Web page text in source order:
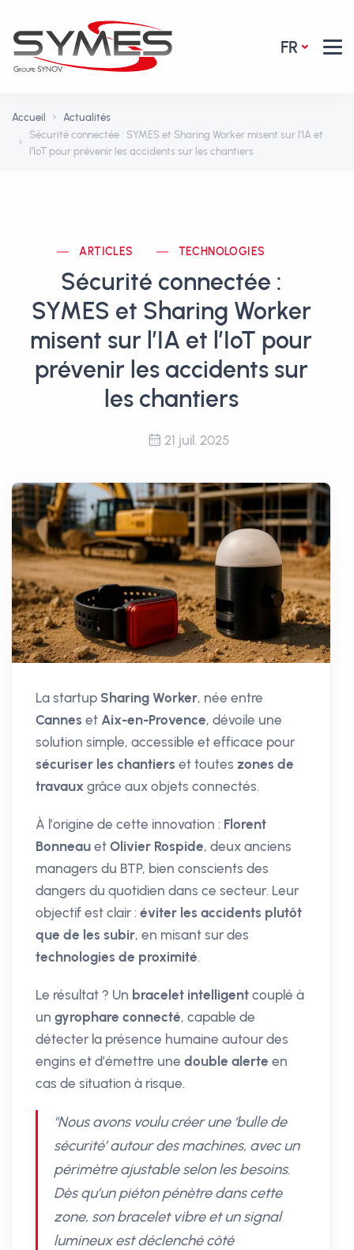
FR
Accueil
Actualités
Sécurité connectée : SYMES et Sharing Worker misent sur l’IA et
l’IoT pour prévenir les accidents sur les chantiers
ARTICLES TECHNOLOGIES
Sécurité connectée :
SYMES et Sharing Worker
misent sur l’IA et l’IoT pour
prévenir les accidents sur
les chantiers
21 juil. 2025
La startup Sharing Worker, née entre
Cannes et Aix-en-Provence, dévoile une
solution simple, accessible et efficace pour
sécuriser les chantiers et toutes zones de
travaux grâce aux objets connectés.
À l’origine de cette innovation : Florent
Bonneau et Olivier Rospide, deux anciens
managers du BTP, bien conscients des
dangers du quotidien dans ce secteur. Leur
objectif est clair : éviter les accidents plutôt
que de les subir, en misant sur des
technologies de proximité.
Le résultat ? Un bracelet intelligent couplé à
un gyrophare connecté, capable de
détecter la présence humaine autour des
engins et d’émettre une double alerte en
cas de situation à risque.
"Nous avons voulu créer une ‘bulle de
sécurité’ autour des machines, avec un
périmètre ajustable selon les besoins.
Dès qu’un piéton pénètre dans cette
zone, son bracelet vibre et un signal
lumineux est déclenché côté